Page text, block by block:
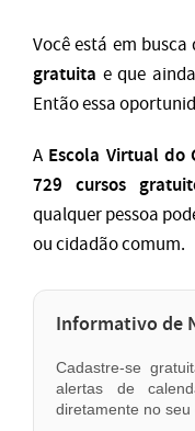
Você está em
gratuita e que
Então essa
A Escola Virtual do
729 cursos
qualquer pessoa
ou cidadão comum.
Informativo de
Cadastre-se
alertas de
diretamente no seu